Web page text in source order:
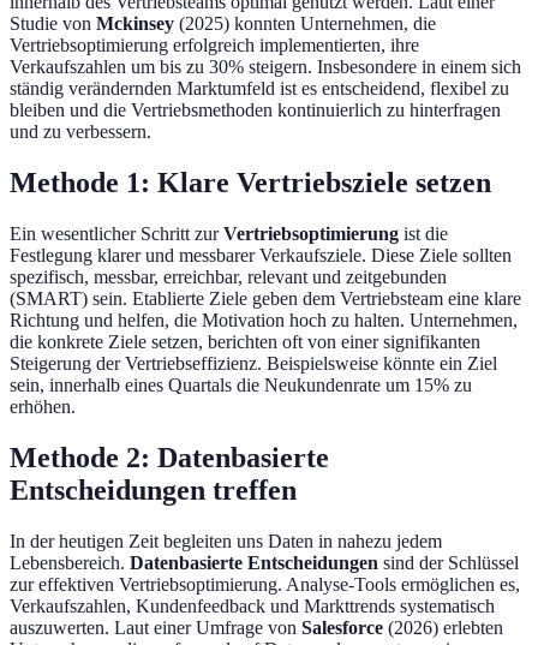
Studie von Mckinsey (2025) konnten Unternehmen, die
Vertriebsoptimierung erfolgreich implementierten, ihre
Verkaufszahlen um bis zu 30% steigern. Insbesondere in einem sich
ständig verändernden Marktumfeld ist es entscheidend, flexibel zu
bleiben und die Vertriebsmethoden kontinuierlich zu hinterfragen
und zu verbessern.
Methode 1: Klare Vertriebsziele setzen
Ein wesentlicher Schritt zurVertriebsoptimierung ist die
Festlegung klarer und messbarer Verkaufsziele. Diese Ziele sollten
spezifisch, messbar, erreichbar, relevant und zeitgebunden
(SMART) sein. Etablierte Ziele geben dem Vertriebsteam eine klare
Richtung und helfen, die Motivation hoch zu halten. Unternehmen,
die konkrete Ziele setzen, berichten oft von einer signifikanten
Steigerung der Vertriebseffizienz. Beispielsweise könnte ein Ziel
sein, innerhalb eines Quartals die Neukundenrate um 15% zu
erhöhen.
Methode 2: Datenbasierte
Entscheidungen treffen
In der heutigen Zeit begleiten uns Daten in nahezu jedem
Lebensbereich. Datenbasierte Entscheidungen sind der Schlüssel
zur effektiven Vertriebsoptimierung. Analyse-Tools ermöglichen es,
Verkaufszahlen, Kundenfeedback und Markttrends systematisch
auszuwerten. Laut einer Umfrage von Salesforce (2026) erlebten